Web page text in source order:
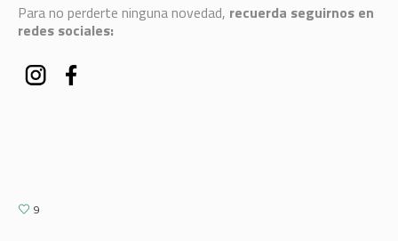
Para no perderte ninguna novedad, recuerda seguirnos en
redes sociales:
9